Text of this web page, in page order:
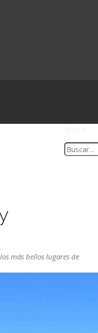
más bellos lugares de